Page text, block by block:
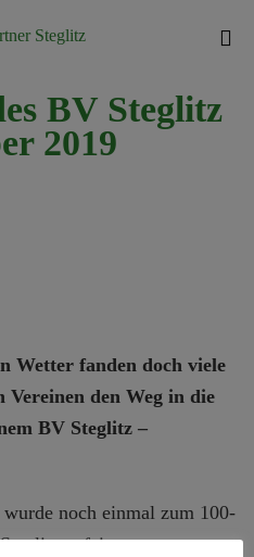
BV Steglitz
2019
Wetter fanden doch viele
den Weg in die
BV Steglitz –
noch einmal zum 100-
gefeiert.